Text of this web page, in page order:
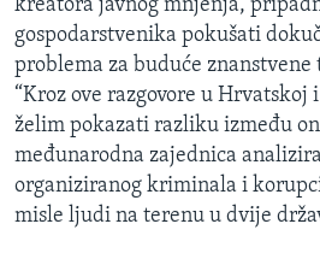
MAGAZIN
O GLASU AMERIKE
Learning English
PRATITE NAS
kreatora javnog mnjenja,
gospodarstvenika pokušati
problema za buduće
“Kroz ove razgovore u Hrvatskoj
želim pokazati razliku između
međunarodna zajednica
organiziranog kriminala i
misle ljudi na terenu u dvije